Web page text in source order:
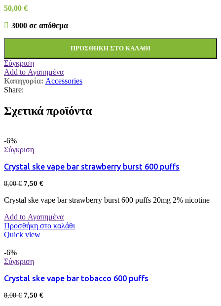
50,00 €
3000 σε απόθεμα
ΠΡΟΣΘΉΚΗ ΣΤΟ ΚΑΛΆΘΙ
Σύγκριση
Add to Αγαπημένα
Κατηγορία: Accessories
Share:
Σχετικά προϊόντα
-6%
Σύγκριση
Crystal ske vape bar strawberry burst 600 puffs
8,00€ 7,50 €
Crystal ske vape bar strawberry burst 600 puffs 20mg 2% nicotine
Add to Αγαπημένα
Προσθήκη στο καλάθι
Quick view
-6%
Σύγκριση
Crystal ske vape bar tobacco 600 puffs
8,00€ 7,50 €